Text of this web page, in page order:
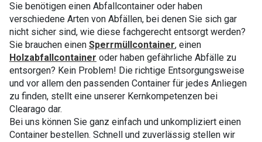
Sie benötigen einen Abfallcontainer oder haben
verschiedene Arten von Abfällen, bei denen Sie sich gar
nicht sicher sind, wie diese fachgerecht entsorgt werden?
Sie brauchen einen Sperrmüllcontainer, einen
Holzabfallcontainer oder haben gefährliche Abfälle zu
entsorgen? Kein Problem! Die richtige Entsorgungsweise
und vor allem den passenden Container für jedes Anliegen
zu finden, stellt eine unserer Kernkompetenzen bei
Clearago dar.
Bei uns können Sie ganz einfach und unkompliziert einen
Container bestellen. Schnell und zuverlässig stellen wir